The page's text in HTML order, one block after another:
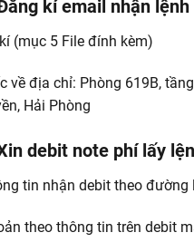
kí email nhận lệnh
(mục 5 File đính kèm)
về địa chỉ: Phòng 619B,
Hải Phòng
debit note phí lấy
tin nhận debit theo đường
theo thông tin trên debit